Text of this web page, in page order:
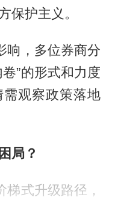
保护主义。
响，多位券商分
”的形式和力度
观察政策落地
局？
梯式升级路径，